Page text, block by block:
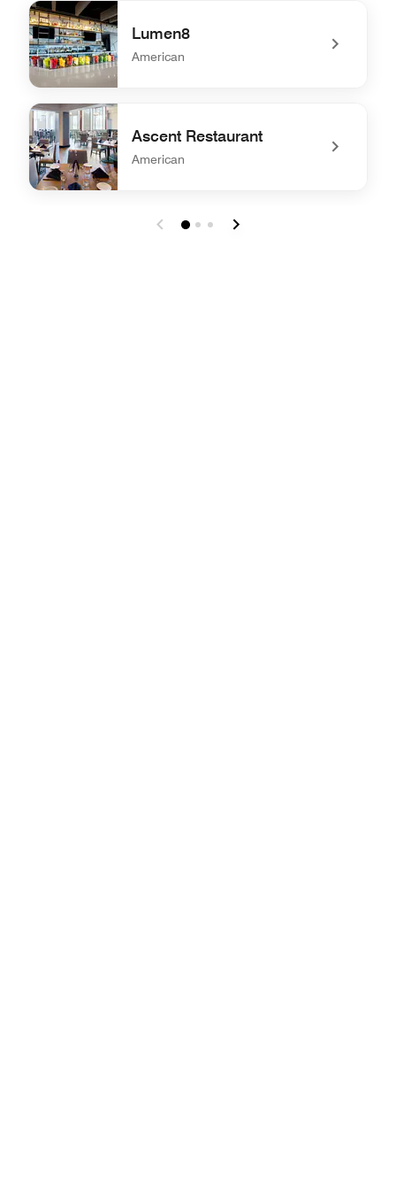
undefined Breakfast Area with Live Action Station
Lumen8
American
undefined Lumen8
Ascent Restaurant
American